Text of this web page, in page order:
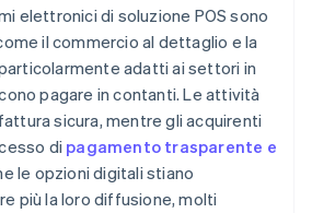
elettronici di soluzione POS sono
il commercio al dettaglio e la
adatti ai settori in
pagare in contanti. Le attività
sicura, mentre gli acquirenti
di pagamento trasparente e
le opzioni digitali stiano
più la loro diffusione, molti